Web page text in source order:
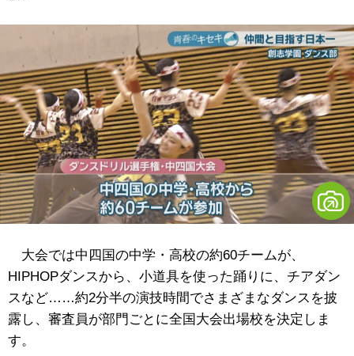
大会では中四国の中学・高校の約60チームが、
HIPHOPダンスから、小道具を使った踊りに、チアダン
スなど……約2分半の演技時間でさまざまなダンスを披
露し、審査員が部門ごとに全国大会出場校を決定しま
す。